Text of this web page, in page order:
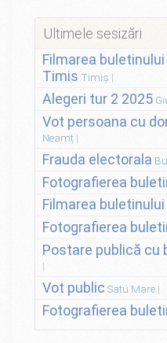
Ultimele sesizări
Filmarea
Timis Timiș
Alegeri tur 2 2025
Vot persoana cu
Neamț
Frauda electorala
Fotografierea
Filmarea
Fotografierea
Postare publică cu
Vot public Satu Mare
Fotografierea